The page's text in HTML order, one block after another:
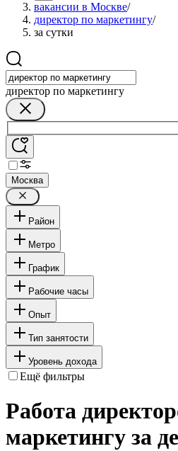
вакансии в Москве/
директор по маркетингу/
за сутки
директор по маркетингу
Москва
Район
Метро
График
Рабочие часы
Опыт
Тип занятости
Уровень дохода
Ещё фильтры
Работа
маркетингу за